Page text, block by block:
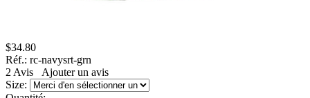
$34.80
Réf.: rc-navysrt-grn
2 Avis
Ajouter un avis
Size: